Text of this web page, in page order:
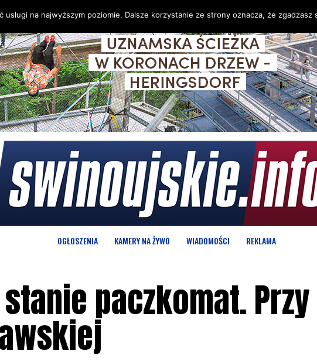
OGŁOSZENIA KAMERY NA ŻYWO WIADOMOŚCI REKLAMA
paczkomat. Przy
na najwyższym poziomie. Dalsze korzystanie ze strony oznacza, że zgadzasz